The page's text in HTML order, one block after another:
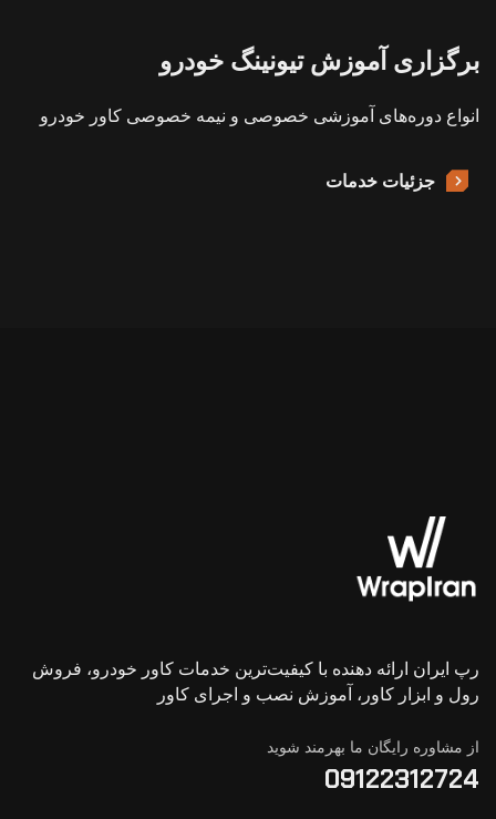
برگزاری آموزش تیونینگ خودرو
انواع دوره‌های آموزشی خصوصی و نیمه خصوصی کاور خودرو
جزئیات خدمات
رپ ایران ارائه دهنده با کیفیت‌ترین خدمات کاور خودرو، فروش
رول و ابزار کاور، آموزش نصب و اجرای کاور
از مشاوره رایگان ما بهرمند شوید
09122312724